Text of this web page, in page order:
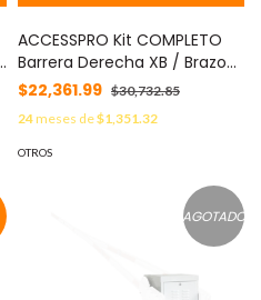
ACCESSPRO Kit COMPLETO
Barrera Derecha XB / Brazo
de 5 Metros con Iluminacion
LED Rojo-Verde / Incluye
Sensor de masa,
Transformador, Lazo, Ancla,
Inalámbricos MOD: KIT-XBS-
$22,361.99 $30,732.85
24meses de$1,351.32
OTROS
AGOTADO